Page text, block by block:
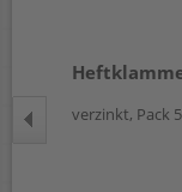
verzinkt, Pack